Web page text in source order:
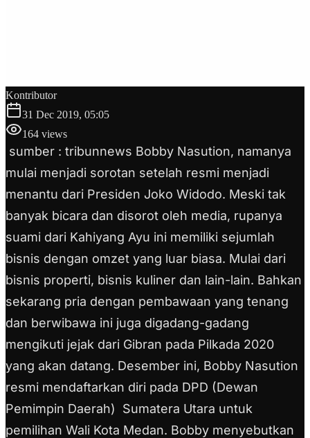
Kontributor
31 Dec 2019, 05:05
164 views
sumber : tribunnews Bobby Nasution, namanya
mulai menjadi sorotan setelah resmi menjadi
menantu dari Presiden Joko Widodo. Meski tak
banyak bicara dan disorot oleh media, rupanya
suami dari Kahiyang Ayu ini memiliki sejumlah
bisnis dengan omzet yang luar biasa. Mulai dari
bisnis properti, bisnis kuliner dan lain-lain. Bahkan
sekarang pria dengan pembawaan yang tenang
dan berwibawa ini juga digadang-gadang
mengikuti jejak dari Gibran pada Pilkada 2020
yang akan datang. Desember ini, Bobby Nasution
resmi mendaftarkan diri pada DPD (Dewan
Pemimpin Daerah) Sumatera Utara untuk
pemilihan Wali Kota Medan. Bobby menyebutkan